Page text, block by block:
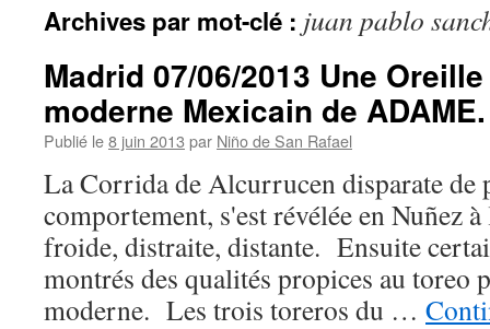
Archives par mot-clé : juan pablo
Madrid 07/06/2013 Une
moderne Mexicain de ADAME.
Publié le8 juin 2013 par Niño de San Rafael
La Corrida de Alcurrucen disparate de
comportement, s'est révélée en Nuñez
froide, distraite, distante. Ensuite
montrés des qualités propices au toreo
moderne. Les trois toreros du …